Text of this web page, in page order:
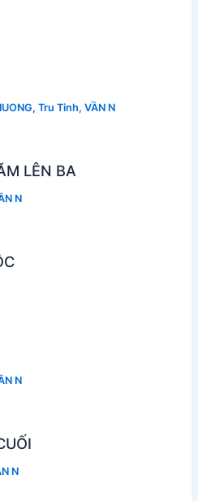
,Tru Tinh,VẦN N
LÊN BA
N
N
N